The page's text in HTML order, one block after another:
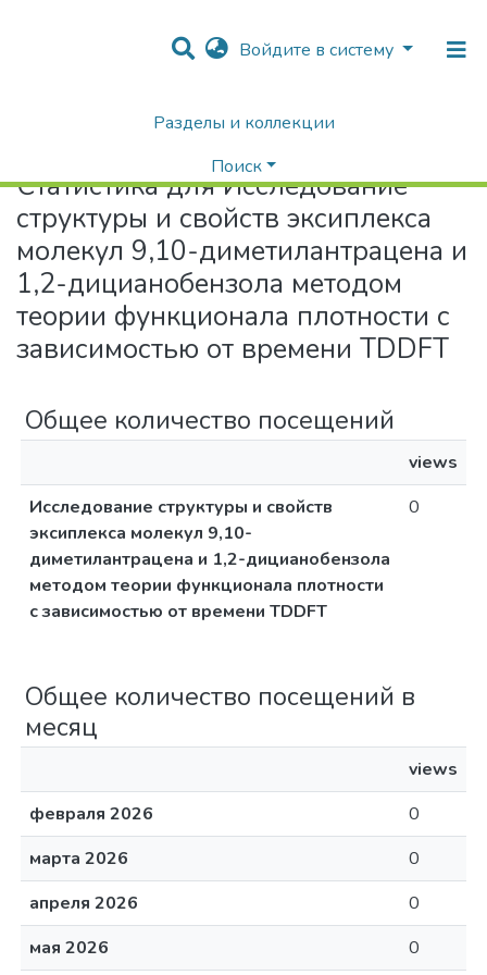
Войдите в систему
Разделы и коллекции
Поиск
Статистика
Статистика для Исследование
структуры и свойств эксиплекса
молекул 9,10-диметилантрацена и
1,2-дицианобензола методом
теории функционала плотности с
зависимостью от времени TDDFT
Общее количество посещений
views
Исследование структуры и свойств
эксиплекса молекул 9,10-
диметилантрацена и 1,2-дицианобензола
методом теории функционала плотности
с зависимостью от времени TDDFT
0
Общее количество посещений в
месяц
views
февраля 2026
0
марта 2026
0
апреля 2026
0
мая 2026
0